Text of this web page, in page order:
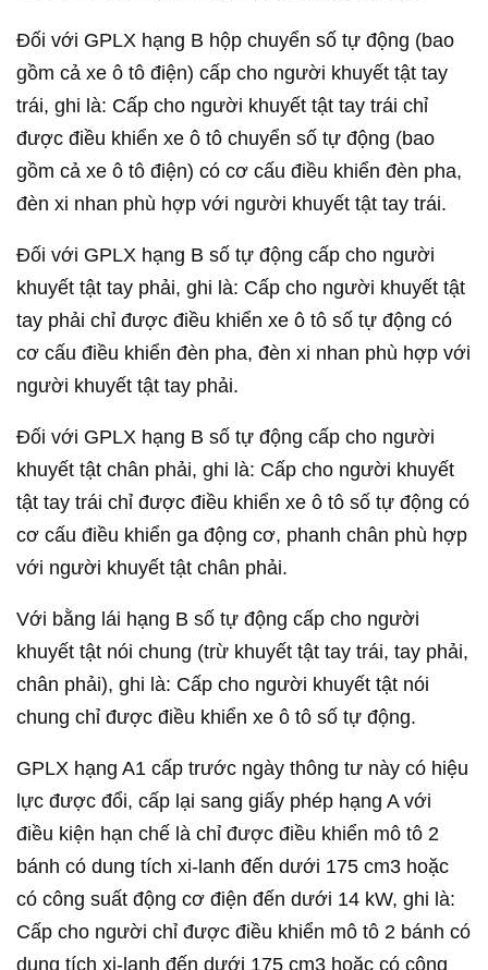
Đối với GPLX hạng B hộp chuyển số tự động (bao
gồm cả xe ô tô điện) cấp cho người khuyết tật tay
trái, ghi là: Cấp cho người khuyết tật tay trái chỉ
được điều khiển xe ô tô chuyển số tự động (bao
gồm cả xe ô tô điện) có cơ cấu điều khiển đèn pha,
đèn xi nhan phù hợp với người khuyết tật tay trái.
Đối với GPLX hạng B số tự động cấp cho người
khuyết tật tay phải, ghi là: Cấp cho người khuyết tật
tay phải chỉ được điều khiển xe ô tô số tự động có
cơ cấu điều khiển đèn pha, đèn xi nhan phù hợp với
người khuyết tật tay phải.
Đối với GPLX hạng B số tự động cấp cho người
khuyết tật chân phải, ghi là: Cấp cho người khuyết
tật tay trái chỉ được điều khiển xe ô tô số tự động có
cơ cấu điều khiển ga động cơ, phanh chân phù hợp
với người khuyết tật chân phải.
Với bằng lái hạng B số tự động cấp cho người
khuyết tật nói chung (trừ khuyết tật tay trái, tay phải,
chân phải), ghi là: Cấp cho người khuyết tật nói
chung chỉ được điều khiển xe ô tô số tự động.
GPLX hạng A1 cấp trước ngày thông tư này có hiệu
lực được đổi, cấp lại sang giấy phép hạng A với
điều kiện hạn chế là chỉ được điều khiển mô tô 2
bánh có dung tích xi-lanh đến dưới 175 cm3 hoặc
có công suất động cơ điện đến dưới 14 kW, ghi là:
Cấp cho người chỉ được điều khiển mô tô 2 bánh có
dung tích xi-lanh đến dưới 175 cm3 hoặc có công